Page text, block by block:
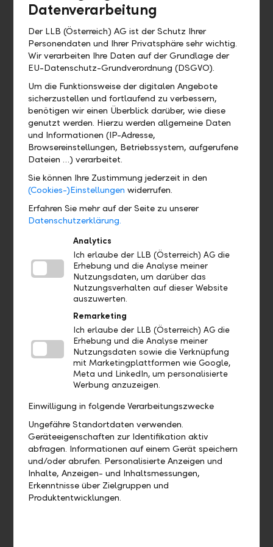
Benachrichtigungscenter?
Wie funktioniert das Quicklinkmenü?
Anmeldung und Freigabe
Wie funktioniert die Freigabe
(Anmeldungen und Transaktionen)
über die LLB Banking App?
Muss ich die LLB Banking App mit
allen Funktionen verwenden?
Wo finde ich ...?
Wo kann ich das QR Zahlteil finden?
Wo finde ich mein eBill Postfach?
Gibt es eine Demoversion und wo
finde ich sie?
Wo finde ich das Profil?
Wo sehe ich welches Bankpaket ich
habe?
Datenverarbeitung
Der LLB (Österreich) AG ist der Schutz Ihrer
Personendaten und Ihrer Privatsphäre sehr wichtig.
Wir verarbeiten Ihre Daten auf der Grundlage der
EU-Datenschutz-Grundverordnung (DSGVO).
Um die Funktionsweise der digitalen Angebote
sicherzustellen und fortlaufend zu verbessern,
benötigen wir einen Überblick darüber, wie diese
genutzt werden. Hierzu werden allgemeine Daten
und Informationen (IP-Adresse,
Browsereinstellungen, Betriebssystem, aufgerufene
Dateien …) verarbeitet.
Sie können Ihre Zustimmung jederzeit in den
(Cookies-)Einstellungen widerrufen.
Erfahren Sie mehr auf der Seite zu unserer
Datenschutzerklärung.
Analytics
Ich erlaube der LLB (Österreich) AG die
Erhebung und die Analyse meiner
Nutzungsdaten, um darüber das
Nutzungsverhalten auf dieser Website
auszuwerten.
Remarketing
Ich erlaube der LLB (Österreich) AG die
Erhebung und die Analyse meiner
Nutzungsdaten sowie die Verknüpfung
mit Marketingplattformen wie Google,
Meta und LinkedIn, um personalisierte
Werbung anzuzeigen.
Einwilligung in folgende Verarbeitungszwecke
Ungefähre Standortdaten verwenden.
Geräteeigenschaften zur Identifikation aktiv
abfragen. Informationen auf einem Gerät speichern
und/oder abrufen. Personalisierte Anzeigen und
Inhalte, Anzeigen- und Inhaltsmessungen,
Erkenntnisse über Zielgruppen und
Produktentwicklungen.